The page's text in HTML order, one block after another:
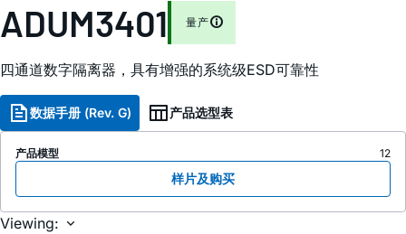
ADUM3401 量产
四通道数字隔离器，具有增强的系统级ESD可靠性
数据手册 (Rev. G) 产品选型表
产品模型 12
样片及购买
Viewing: